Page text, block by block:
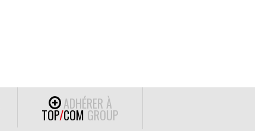
ADHÉRER À
TOP/COM GROUP